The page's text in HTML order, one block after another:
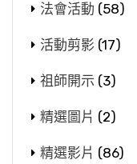
法會活動 (58)
活動剪影 (17)
祖師開示 (3)
精選圖片 (2)
精選影片 (86)